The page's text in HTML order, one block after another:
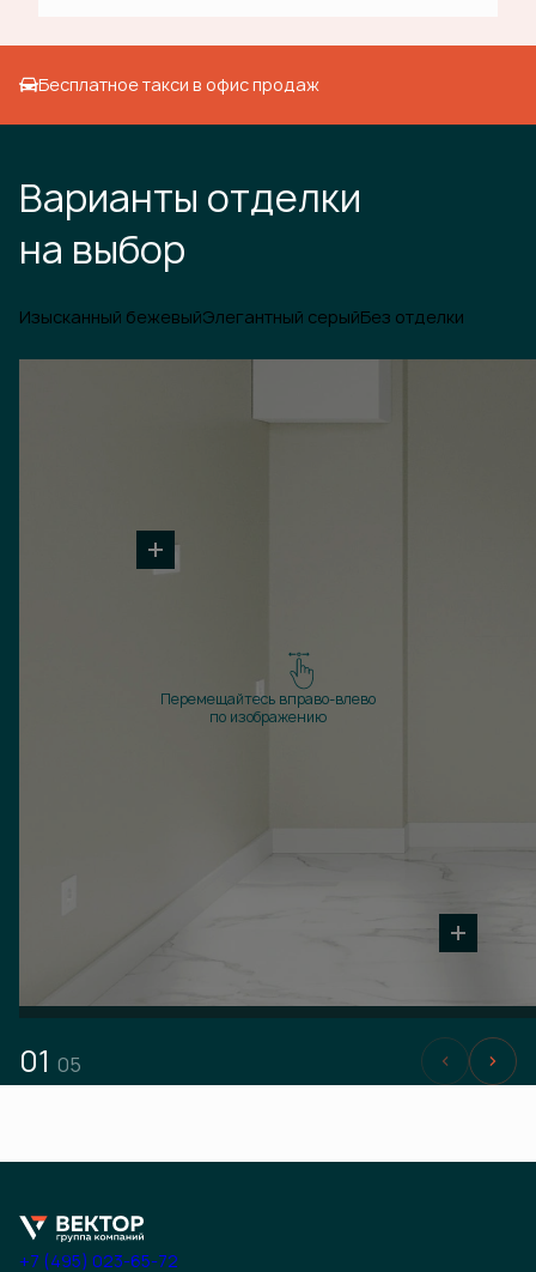
Бесплатное такси в офис продаж
Варианты отделки
на выбор
Изысканный бежевыйЭлегантный серыйБез отделки
Перемещайтесь вправо-влево
по изображению
01 05
+7 (495) 023-65-72